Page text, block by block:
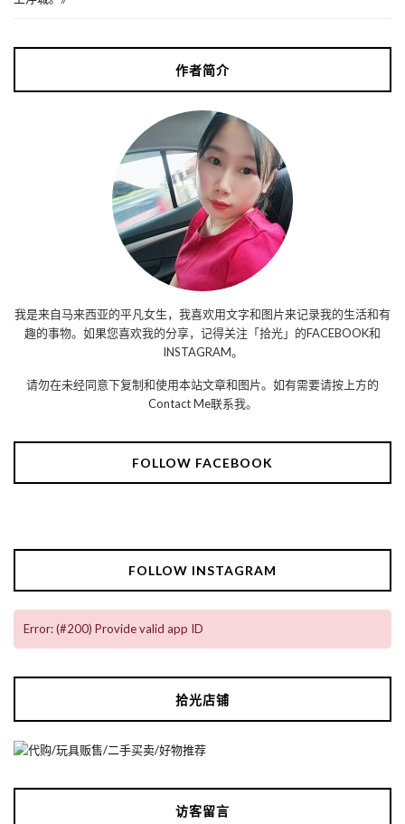
作者简介
我是来自马来西亚的平凡女生，我喜欢用文字和图片来记录我的生活和有
趣的事物。如果您喜欢我的分享，记得关注「拾光」的FACEBOOK和
INSTAGRAM。
请勿在未经同意下复制和使用本站文章和图片。如有需要请按上方的
Contact Me联系我。
FOLLOW FACEBOOK
FOLLOW INSTAGRAM
Error: (#200) Provide valid app ID
拾光店铺
访客留言